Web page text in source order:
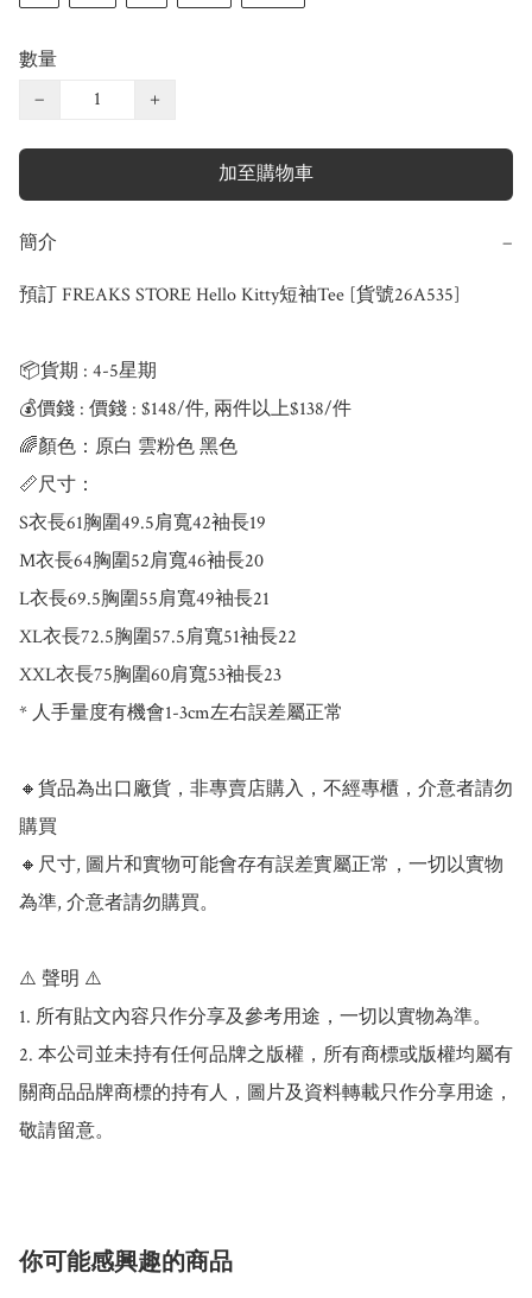
數量
−
+
加至購物車
簡介 −
預訂 FREAKS STORE Hello Kitty短袖Tee [貨號26A535]
📦貨期 : 4-5星期
💰價錢 : 價錢 : $148/件, 兩件以上$138/件
🌈顏色：原白 雲粉色 黑色
📏尺寸：
S衣長61胸圍49.5肩寬42袖長19
M衣長64胸圍52肩寬46袖長20
L衣長69.5胸圍55肩寬49袖長21
XL衣長72.5胸圍57.5肩寬51袖長22
XXL衣長75胸圍60肩寬53袖長23
* 人手量度有機會1-3cm左右誤差屬正常
🔸貨品為出口廠貨，非專賣店購入，不經專櫃，介意者請勿
購買
🔸尺寸, 圖片和實物可能會存有誤差實屬正常，一切以實物
為準, 介意者請勿購買。
⚠️ 聲明 ⚠️
1. 所有貼文內容只作分享及參考用途，一切以實物為準。
2. 本公司並未持有任何品牌之版權，所有商標或版權均屬有
關商品品牌商標的持有人，圖片及資料轉載只作分享用途，
敬請留意。
你可能感興趣的商品